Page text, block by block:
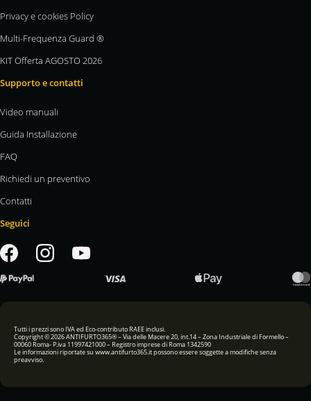
Privacy e cookies Policy
Multi-Frequenza Guard ®
KIT Offerta AGOSTO 2026
Supporto e contatti
Video manuali
Guida Installazione
FAQ
Richiedi un preventivo
Contatti
Seguici
Tutti i prezzi sono IVA ed Eco-contributo RAEE inclusi.
Copyright © 2026 ANTIFURTO365® – Via delle Macere 20, int.14 – Zona Industriale di Formello –
00060 Roma- P.iva 11997421000 – Registro imprese di Roma 1342590
Le informazioni riportate su www.antifurto365.it possono essere soggette a modifiche senza
preavviso.